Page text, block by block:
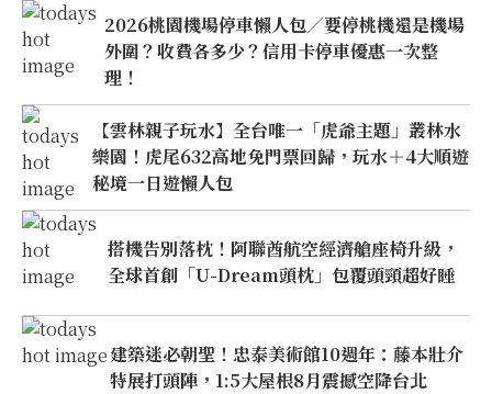
2026桃園機場停車懶人包／要停桃機還是機場
外圍？收費各多少？信用卡停車優惠一次整
理！
【雲林親子玩水】全台唯一「虎爺主題」叢林水
樂園！虎尾632高地免門票回歸，玩水＋4大順遊
秘境一日遊懶人包
搭機告別落枕！阿聯酋航空經濟艙座椅升級，
全球首創「U-Dream頭枕」包覆頭頸超好睡
建築迷必朝聖！忠泰美術館10週年：藤本壯介
特展打頭陣，1:5大屋根8月震撼空降台北